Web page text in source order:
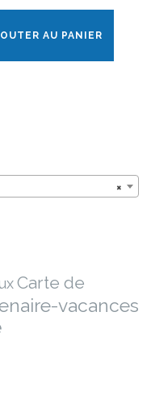
AU PANIER
×
Carte de
vacances